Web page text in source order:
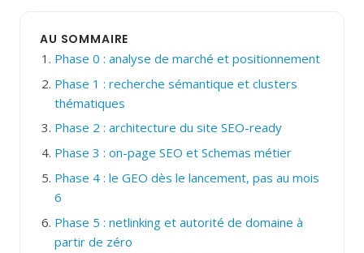
AU SOMMAIRE
Phase 0 : analyse de marché et positionnement
Phase 1 : recherche sémantique et clusters
thématiques
Phase 2 : architecture du site SEO-ready
Phase 3 : on-page SEO et Schemas métier
Phase 4 : le GEO dès le lancement, pas au mois
6
Phase 5 : netlinking et autorité de domaine à
partir de zéro